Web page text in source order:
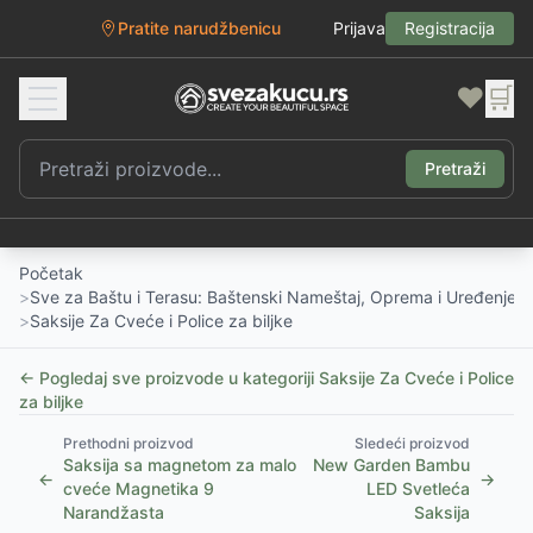
Pratite narudžbenicu Prijava Registracija
❤️ 🛒
Pretraži
Početak
>Sve za Baštu i Terasu: Baštenski Nameštaj, Oprema i Uređenje
>Saksije Za Cveće i Police za biljke
← Pogledaj sve proizvode u kategoriji Saksije Za Cveće i Police
za biljke
←
Prethodni proizvod
Saksija sa magnetom za malo
cveće Magnetika 9
Narandžasta
Sledeći proizvod
New Garden Bambu
LED Svetleća
Saksija
→